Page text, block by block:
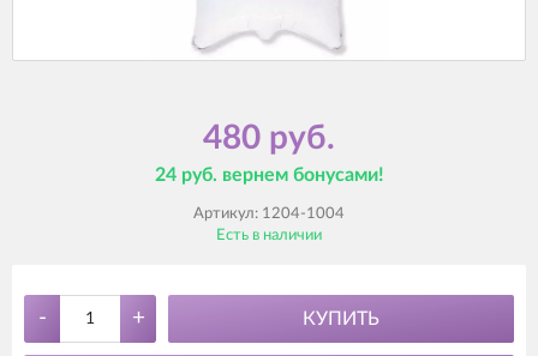
480 руб.
24 руб. вернем бонусами!
Артикул: 1204-1004
Есть в наличии
- + КУПИТЬ